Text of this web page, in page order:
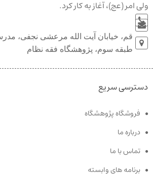
ولی امر (عج)، آغاز به کار کرد.
قم، خیابان آیت الله مرعشی نجفی،
طبقه سوم، پژوهشگاه فقه نظام
دسترسی سریع
فروشگاه پژوهشگاه
درباره ما
تماس با ما
برنامه های وابسته